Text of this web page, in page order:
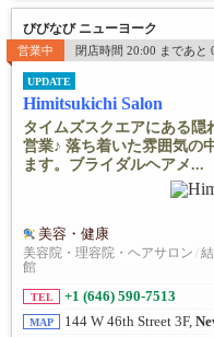
びびなび ニューヨーク
営業中 閉店時間 20:00 まであと
UPDATE
Himitsukichi Salon
タイムズスクエアにある隠
営業♪ 落ち着いた雰囲気の
ます。ブライダルヘアメ...
美容・健康
美容院・理容院・ヘアサロン /
館
TEL +1 (646) 590-7513
MAP 144 W 46th Street 3F,